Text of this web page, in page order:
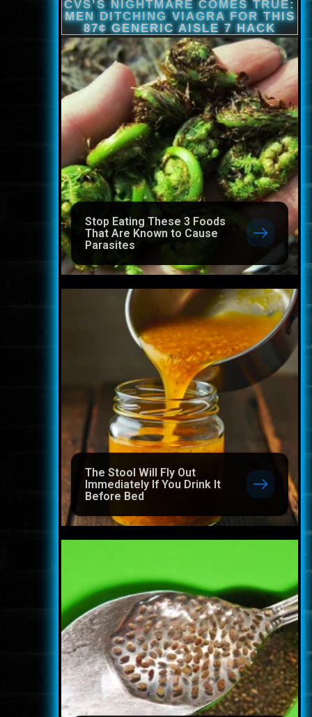
Stop Eating These 3 Foods
That Are Known to Cause
Parasites
The Stool Will Fly Out
Immediately If You Drink It
Before Bed